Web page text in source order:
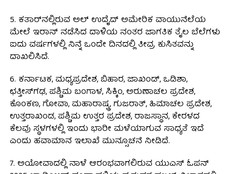
5. ಕತಾರ್‌ನಲ್ಲಿರುವ ಅಲ್ ಉದೈದ್ ಅಮೇರಿಕ ವಾಯುನೆಲೆಯ
ಮೇಲೆ ಇರಾನ್ ನಡೆಸಿದ ದಾಳಿಯ ನಂತರ ಜಾಗತಿಕ ತೈಲ ಬೆಲೆಗಳು
ಐದು ವರ್ಷಗಳಲ್ಲಿ ನಿನ್ನೆ ಒಂದೇ ದಿನದಲ್ಲಿ ತೀವ್ರ ಕುಸಿತವನ್ನು
ದಾಖಲಿಸಿದೆ.
6. ಕರ್ನಾಟಕ, ಮಧ್ಯಪ್ರದೇಶ, ಬಿಹಾರ, ಜಾಖಂಡ್, ಒಡಿಶಾ,
ಛತ್ತೀಸ್‌ಗಢ, ಪಶ್ಚಿಮ ಬಂಗಾಳ, ಸಿಕ್ಕಿಂ, ಅರುಣಾಚಲ ಪ್ರದೇಶ,
ಕೊಂಕಣ, ಗೋವಾ, ಮಹಾರಾಷ್ಟ್ರ, ಗುಜರಾತ್, ಹಿಮಾಚಲ ಪ್ರದೇಶ,
ಉತ್ತರಾಖಂಡ, ಪಶ್ಚಿಮ ಉತ್ತರ ಪ್ರದೇಶ, ರಾಜಸ್ಥಾನ, ಕೇರಳದ
ಕೆಲವು ಸ್ಥಳಗಳಲ್ಲಿ ಇಂದು ಭಾರೀ ಮಳೆಯಾಗುವ ಸಾಧ್ಯತೆ ಇದೆ
ಎಂದು ಹವಾಮಾನ ಇಲಾಖೆ ಮುನ್ಸೂಚನೆ ನೀಡಿದೆ.
7. ಅಯೋವಾದಲ್ಲಿ ನಾಳೆ ಆರಂಭವಾಗಲಿರುವ ಯುಎಸ್ ಓಪನ್